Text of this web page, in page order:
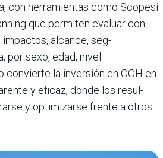
con herramientas como Scopesi
que permiten evaluar con
alcance, seg­
por sexo, edad, nivel
la inversión en OOH en
y eficaz, donde los resul­
y optimizar­se frente a otros